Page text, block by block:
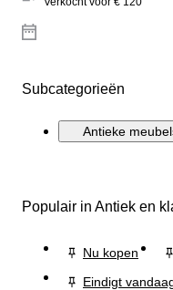
Subcategorieën
Antieke
Populair in Antiek en
Nu kopen
Eindigt